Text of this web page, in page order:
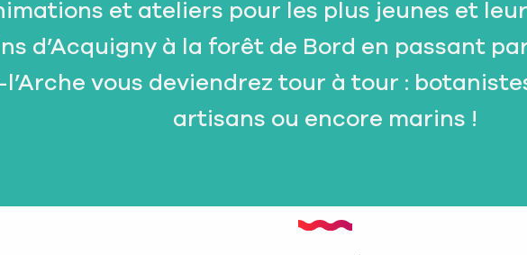
et ateliers pour les plus jeunes et
d’Acquigny à la forêt de Bord en passant
l’Arche vous deviendrez tour à tour :
artisans ou encore marins !